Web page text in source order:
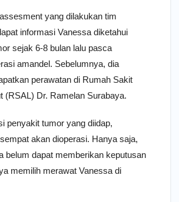
yang dilakukan tim
informasi Vanessa diketahui
sejak 6-8 bulan lalu pasca
amandel. Sebelumnya, dia
perawatan di Rumah Sakit
(RSAL) Dr. Ramelan Surabaya.
penyakit tumor yang diidap,
akan dioperasi. Hanya saja,
belum dapat memberikan keputusan
memilih merawat Vanessa di